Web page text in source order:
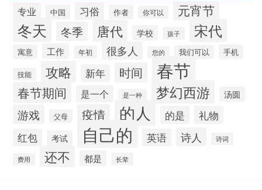
专业 中国 习俗 作者 你可以 元宵节
冬天 冬季 唐代 学校 孩子 宋代
寓意 工作 年初 很多人 您的 我们可以 手机
技能 攻略 新年 时间 春节
春节期间 是一个 是一种 梦幻西游 汤圆
游戏 父母 疫情 的人 的是 礼物
红包 考试 自己的 英语 诗人 诗词
费用 还不 都是 长辈